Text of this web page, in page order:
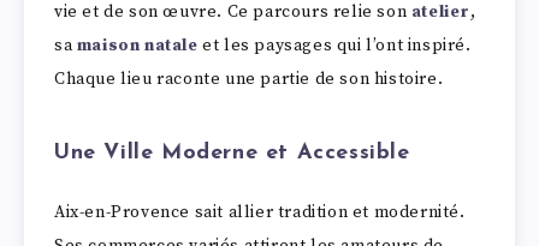
vie et de son œuvre. Ce parcours relie son atelier,
samaison natale et les paysages qui l’ont inspiré.
Chaque lieu raconte une partie de son histoire.
Une Ville Moderne et Accessible
Aix-en-Provence sait allier tradition et modernité.